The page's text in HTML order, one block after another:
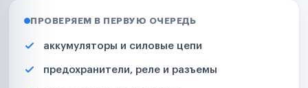
ПРОВЕРЯЕМ В ПЕРВУЮ ОЧЕРЕДЬ
аккумуляторы и силовые цепи
предохранители, реле и разъемы